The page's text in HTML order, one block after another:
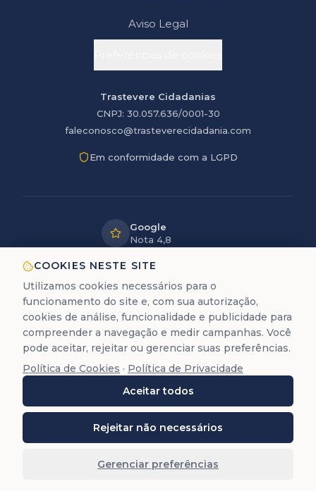
Aviso Legal
Trastevere Cidadanias
CNPJ: 30.057.636/0001-30
faleconosco@trasteverecidadania.com
Em conformidade com a LGPD
Google
Nota 4,8
LGPD
protegidos
12+ anos
de experiência
A Trastevere é uma empresa de assessoria documental
para cidadania europeia. Não prestamos serviços
jurídicos de advocacia (Lei 8.906/94).
Trastevere Cidadanias. Todos os direitos
reservados. O conteúdo deste site (textos, imagens,
Reprodução total ou parcial é proibida sem autorização
COOKIES NESTE SITE
Utilizamos cookies necessários para o
funcionamento do site e, com sua autorização,
cookies de análise, funcionalidade e publicidade para
compreender a navegação e medir campanhas. Você
pode aceitar, rejeitar ou gerenciar suas preferências.
Política de Cookies · Política de Privacidade
Aceitar todos
Rejeitar não necessários
Gerenciar preferências